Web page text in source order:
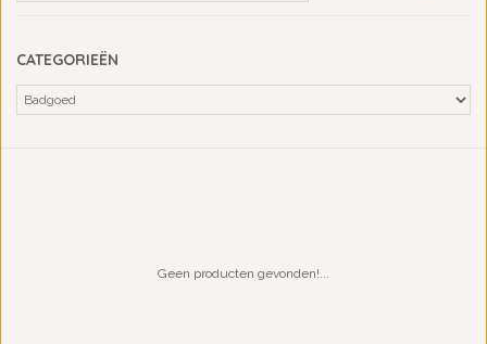
CATEGORIEËN
Geen producten gevonden!...